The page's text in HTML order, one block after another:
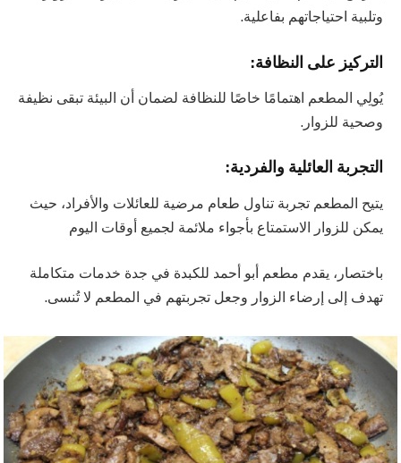
وتلبية احتياجاتهم بفاعلية.
التركيز على النظافة:
يُولِي المطعم اهتمامًا خاصًا للنظافة لضمان أن البيئة تبقى نظيفة
وصحية للزوار.
التجربة العائلية والفردية:
يتيح المطعم تجربة تناول طعام مرضية للعائلات والأفراد، حيث
يمكن للزوار الاستمتاع بأجواء ملائمة لجميع أوقات اليوم
باختصار، يقدم مطعم أبو أحمد للكبدة في جدة خدمات متكاملة
تهدف إلى إرضاء الزوار وجعل تجربتهم في المطعم لا تُنسى.